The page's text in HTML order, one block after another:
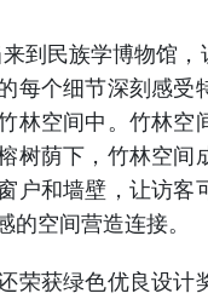
到民族学博物馆
每个细节深刻感
林空间中。竹林
树荫下，竹林空
户和墙壁，让访客
空间营造连接。
荣获绿色优良设